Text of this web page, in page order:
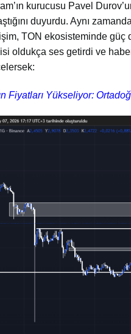
kurucusu Pavel
duyurdu. Aynı
TON ekosisteminde
oldukça ses getirdi ve
Fiyatları Yükseliyor: